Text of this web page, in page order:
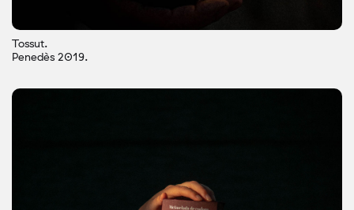
Tossut.
Penedès 2019.